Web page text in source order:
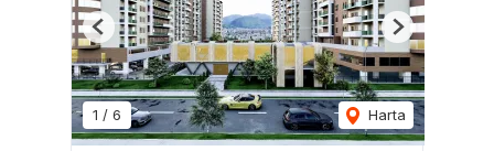
1 / 6 Harta
Previous Next